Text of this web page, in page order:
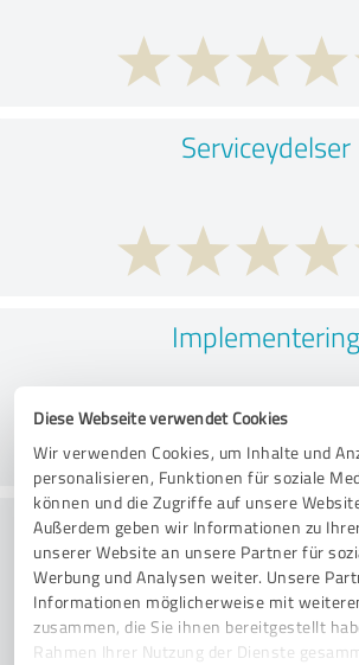
Diese Webseite verwendet Cookies
Wir verwenden Cookies, um Inhalte und
personalisieren, Funktionen für soziale
können und die Zugriffe auf unsere
Außerdem geben wir Informationen zu
unserer Website an unsere Partner für
Werbung und Analysen weiter. Unsere
Informationen möglicherweise mit
zusammen, die Sie ihnen bereitgestellt
Rahmen Ihrer Nutzung der Dienste
Serviceydelser
Implementering
Rådgivning